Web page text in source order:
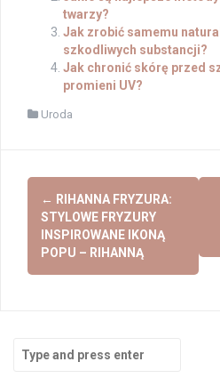
twarzy?
Jak zrobić samemu
szkodliwych substancji?
Jak chronić skórę przed
promieni UV?
Uroda
Post
navigation
← RIHANNA FRYZURA:
STYLOWE FRYZURY
INSPIROWANE IKONĄ
POPU – RIHANNĄ
Search
for: